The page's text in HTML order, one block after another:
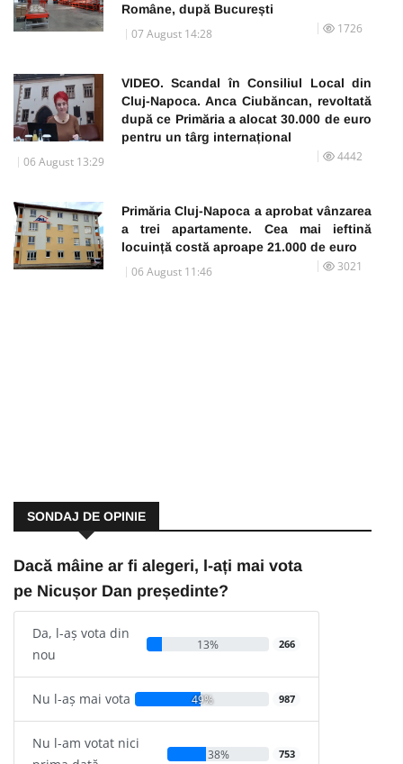
Române, după București
07 August 14:28 1726
VIDEO. Scandal în Consiliul Local din
Cluj-Napoca. Anca Ciubăncan, revoltată
după ce Primăria a alocat 30.000 de euro
pentru un târg internațional
06 August 13:29 4442
Primăria Cluj-Napoca a aprobat vânzarea
a trei apartamente. Cea mai ieftină
locuință costă aproape 21.000 de euro
06 August 11:46 3021
SONDAJ DE OPINIE
Dacă mâine ar fi alegeri, l-ați mai vota
pe Nicușor Dan președinte?
Da, l-aș vota din
nou
13% 266
Nu l-aș mai vota 49% 987
Nu l-am votat nici
38% 753